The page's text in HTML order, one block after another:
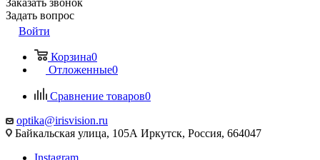
Заказать звонок
Задать вопрос
Войти
Корзина0
Отложенные0
Сравнение товаров0
optika@irisvision.ru
Байкальская улица, 105А Иркутск, Россия, 664047
Instagram